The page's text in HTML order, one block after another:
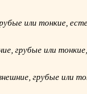
или тонкие,
грубые или
грубые или